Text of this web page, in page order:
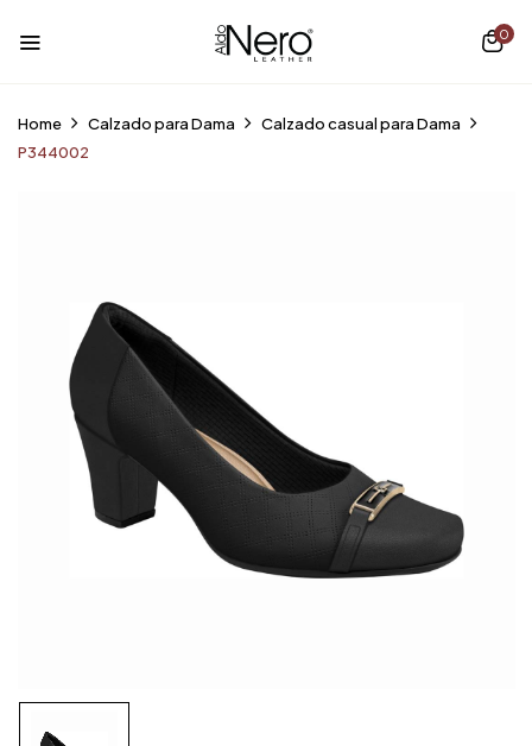
0
Home Calzado para Dama
Calzado casual para Dama
P344002